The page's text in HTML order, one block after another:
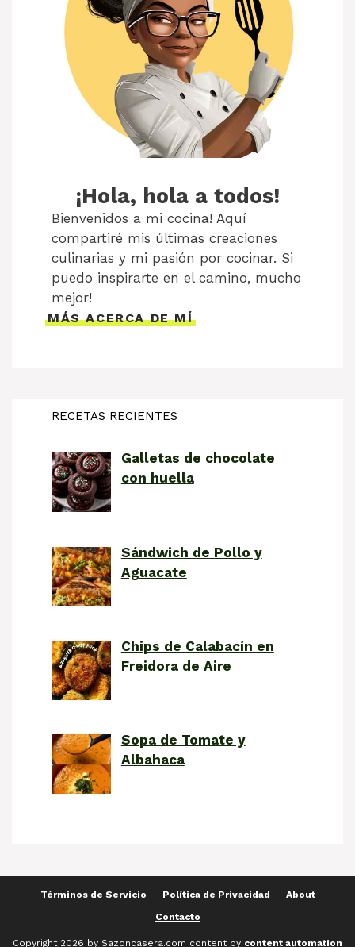
¡Hola, hola a todos!
Bienvenidos a mi cocina! Aquí
compartiré mis últimas creaciones
culinarias y mi pasión por cocinar. Si
puedo inspirarte en el camino, mucho
mejor!
MÁS ACERCA DE MÍ
RECETAS RECIENTES
Galletas de chocolate
con huella
Sándwich de Pollo y
Aguacate
Chips de Calabacín en
Freidora de Aire
Sopa de Tomate y
Albahaca
Términos de Servicio Política de Privacidad
About
Contacto
Copyright 2026 by Sazoncasera.com content by content automation